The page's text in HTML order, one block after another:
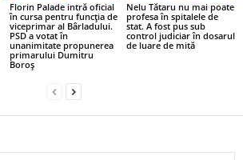
Florin Palade intră oficial
în cursa pentru funcția de
viceprimar al Bârladului.
PSD a votat în
unanimitate propunerea
primarului Dumitru
Boroș
Nelu Tătaru nu mai poate
profesa în spitalele de
stat. A fost pus sub
control judiciar în dosarul
de luare de mită